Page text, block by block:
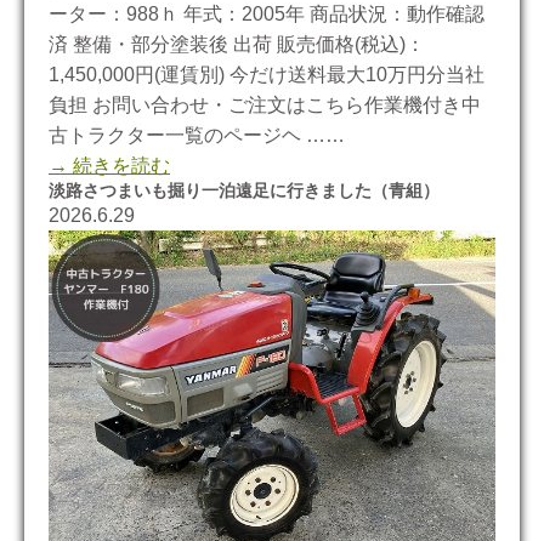
ーター：988ｈ 年式：2005年 商品状況：動作確認
済 整備・部分塗装後 出荷 販売価格(税込)：
1,450,000円(運賃別) 今だけ送料最大10万円分当社
負担 お問い合わせ・ご注文はこちら作業機付き中
古トラクター一覧のページヘ ……
→ 続きを読む
淡路さつまいも掘り一泊遠足に行きました（青組）
2026.6.29